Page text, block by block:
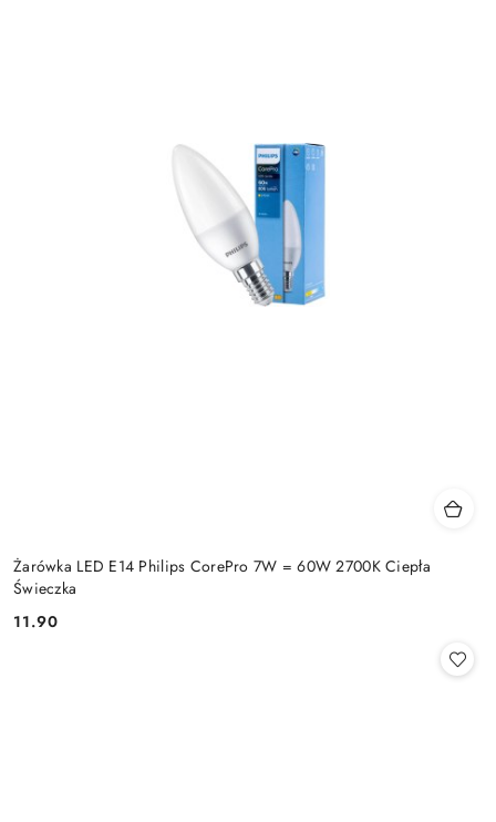
Żarówka LED E14 Philips CorePro 7W = 60W 2700K Ciepła
Świeczka
Cena:
11.90